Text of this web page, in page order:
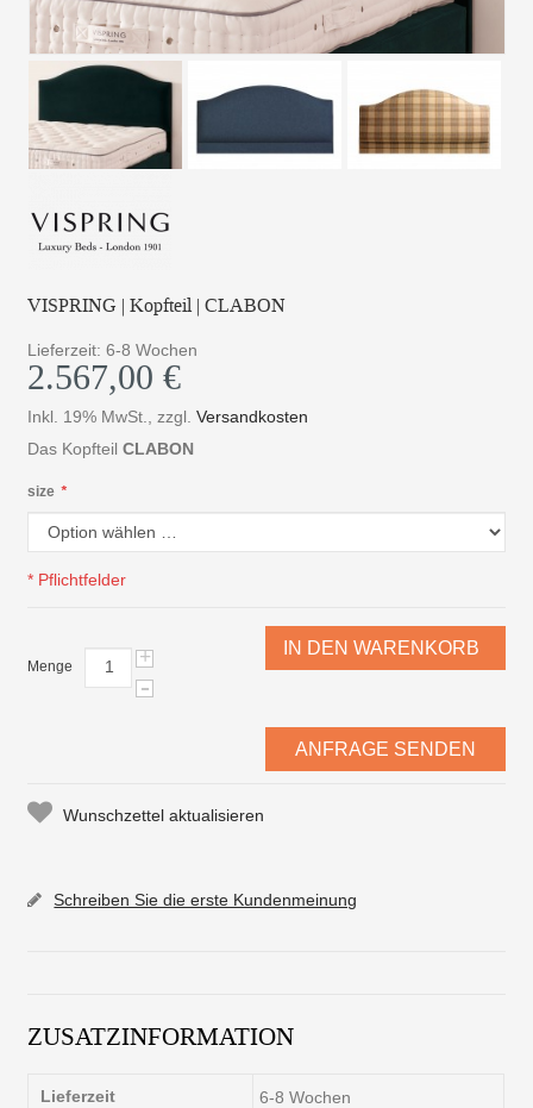
VISPRING | Kopfteil | CLABON
Lieferzeit: 6-8 Wochen
2.567,00 €
Inkl. 19% MwSt. ,zzgl.Versandkosten
Das KopfteilCLABON
*
size
* Pflichtfelder
Menge +
-
IN DEN WARENKORB
ANFRAGE SENDEN
Wunschzettel aktualisieren
Schreiben Sie die erste Kundenmeinung
ZUSATZINFORMATION
Lieferzeit 6-8 Wochen